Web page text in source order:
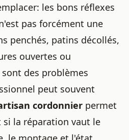
les bons réflexes
pas forcément une
penchés, patins décollés,
ouvertes ou
des problèmes
peut souvent
cordonnier permet
la réparation vaut le